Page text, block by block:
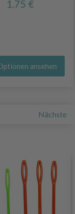
1.75 €
ansehen
Nächste